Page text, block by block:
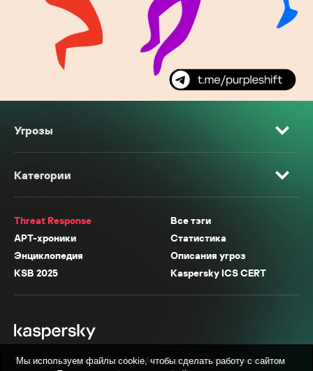
Угрозы
Категории
Threat Response
Все тэги
APT-хроники
Статистика
Энциклопедия
Описания угроз
KSB 2025
Kaspersky ICS CERT
* Facebook, Instagram, WhatsApp, Meta AI принадлежат компании Meta,
Мы используем файлы cookie, чтобы сделать работу с сайтом